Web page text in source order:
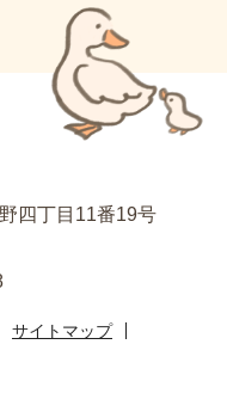
四丁目11番19号
サイトマップ